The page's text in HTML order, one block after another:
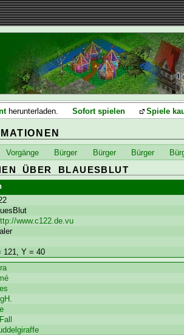
herunterladen. Sofort spielen Spiele
Vorgänge Bürger Bürger Bürger
ÜBER BLAUESBLUT
www.c122.de.vu
121, Y = 40